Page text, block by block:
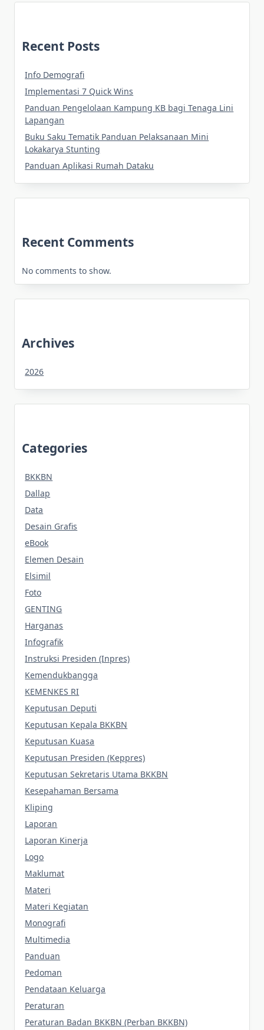
Recent Posts
Info Demografi
Implementasi 7 Quick Wins
Panduan Pengelolaan Kampung KB bagi Tenaga Lini
Lapangan
Buku Saku Tematik Panduan Pelaksanaan Mini
Lokakarya Stunting
Panduan Aplikasi Rumah Dataku
Recent Comments
No comments to show.
Archives
2026
Categories
BKKBN
Dallap
Data
Desain Grafis
eBook
Elemen Desain
Elsimil
Foto
GENTING
Harganas
Infografik
Instruksi Presiden (Inpres)
Kemendukbangga
KEMENKES RI
Keputusan Deputi
Keputusan Kepala BKKBN
Keputusan Kuasa
Keputusan Presiden (Keppres)
Keputusan Sekretaris Utama BKKBN
Kesepahaman Bersama
Kliping
Laporan
Laporan Kinerja
Logo
Maklumat
Materi
Materi Kegiatan
Monografi
Multimedia
Panduan
Pedoman
Pendataan Keluarga
Peraturan
Peraturan Badan BKKBN (Perban BKKBN)